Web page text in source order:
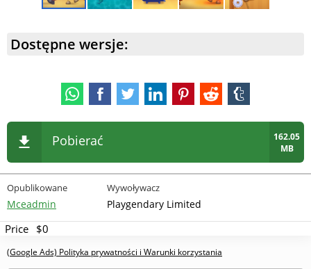
Dostępne wersje:
Pobierać
162.05
MB
Opublikowane
Mceadmin
Wywoływacz
Playgendary Limited
Price $0
(Google Ads) Polityka prywatności i Warunki korzystania